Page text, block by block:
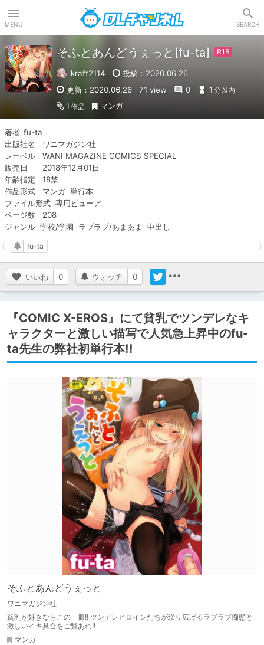
MENU SEARCH
そふとあんどうぇっと[fu-ta]
kraft2114
投稿：2020.06.26
更新：2020.06.26
71 view 0 1 分以内
1 作品 マンガ
著者	fu-ta
出版社名	ワニマガジン社
レーベル	WANI MAGAZINE COMICS SPECIAL
販売日	2018年12月01日
年齢指定	18禁
作品形式	マンガ  単行本
ファイル形式  専用ビューア
ページ数	208
ジャンル  学校/学園  ラブラブ/あまあま  中出し
いいね 0 ウォッチ 0
fu-ta
『COMIC X-EROS』にて貧乳でツンデレなキ
ャラクターと激しい描写で人気急上昇中のfu-
ta先生の弊社初単行本!!
そふとあんどうぇっと
ワニマガジン社
貧乳が好きならこの一冊!! ツンデレヒロインたちが繰り広げるラブラブ痴態と
激しいイキ具合をご覧あれ!!
マンガ